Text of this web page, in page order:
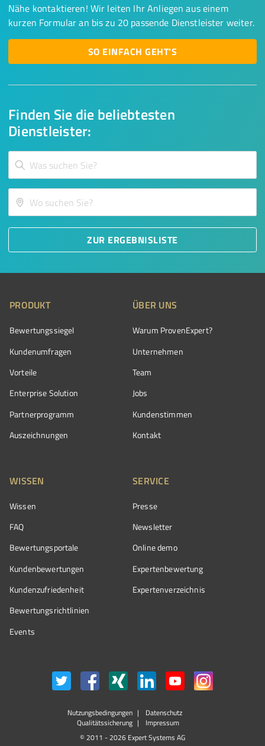
Finden Sie die beliebtesten
Dienstleister:
ZUR ERGEBNISLISTE
Nähe kontaktieren! Wir leiten Ihr Anliegen aus einem
kurzen Formular an bis zu 20 passende Dienstleister weiter.
SO EINFACH GEHT'S
PRODUKT
Bewertungssiegel
Kundenumfragen
Vorteile
Enterprise Solution
Partnerprogramm
Auszeichnungen
ÜBER UNS
Warum ProvenExpert?
Unternehmen
Team
Jobs
Kundenstimmen
Kontakt
WISSEN
Wissen
FAQ
Bewertungsportale
Kundenbewertungen
Kundenzufriedenheit
Bewertungs­richtlinien
Events
SERVICE
Presse
Newsletter
Online demo
Expertenbewertung
Expertenverzeichnis
Nutzungsbedingungen
Datenschutz
Qualitätssicherung
Impressum
© 2011 - 2026 Expert Systems AG